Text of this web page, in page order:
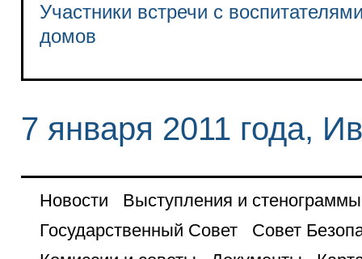
Участники встречи с
домов
7 января 2011 года,
Новости
Выступления и стенограммы
Государственный Совет
Совет